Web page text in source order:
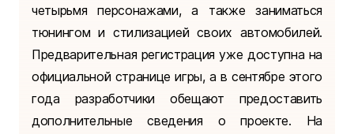
четырьмя персонажами, а также заниматься
тюнингом и стилизацией своих автомобилей.
Предварительная регистрация уже доступна на
официальной странице игры, а в сентябре этого
года разработчики обещают предоставить
дополнительные сведения о проекте. На